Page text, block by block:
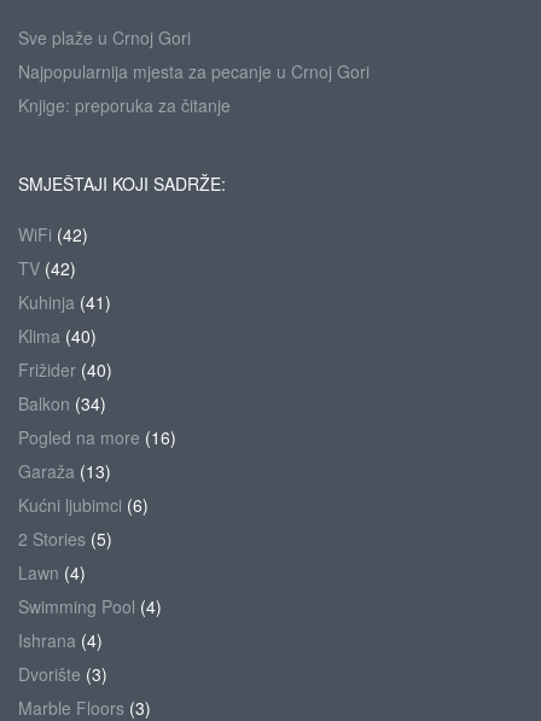
Sve plaže u Crnoj Gori
Najpopularnija mjesta za pecanje u Crnoj Gori
Knjige: preporuka za čitanje
SMJEŠTAJI KOJI SADRŽE:
WiFi (42)
TV (42)
Kuhinja (41)
Klima (40)
Frižider (40)
Balkon (34)
Pogled na more (16)
Garaža (13)
Kućni ljubimci (6)
2 Stories (5)
Lawn (4)
Swimming Pool (4)
Ishrana (4)
Dvorište (3)
Marble Floors (3)